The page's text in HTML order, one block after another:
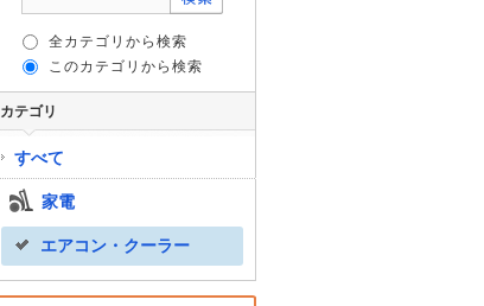
全カテゴリから検索
このカテゴリから検索
カテゴリ
すべて
家電
エアコン・クーラー